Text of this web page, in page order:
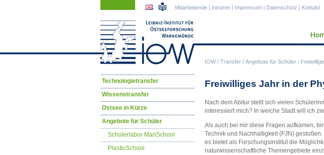
IOW/ Transfer / Angebote für Schüler /
Mitarbeitende | Intranet | Impressum | Datenschutz | Kontakt
Freiwilliges Jahr in der
Nach dem Abitur stellt sich vielen
interessiert mich? In welche Stadt will ich
Als auch bei mir diese Fragen aufkamen,
Technik und Nachhaltigkeit (FJN)
es bietet als Forschungsinstitut die
naturwissenschaftliche Themengebiete
Navigation
überspringen
Technologietransfer
Wissenstransfer
Ostsee in Kürze
Angebote für Schüler
Schülerlabor MariSchool
PlasticSchool